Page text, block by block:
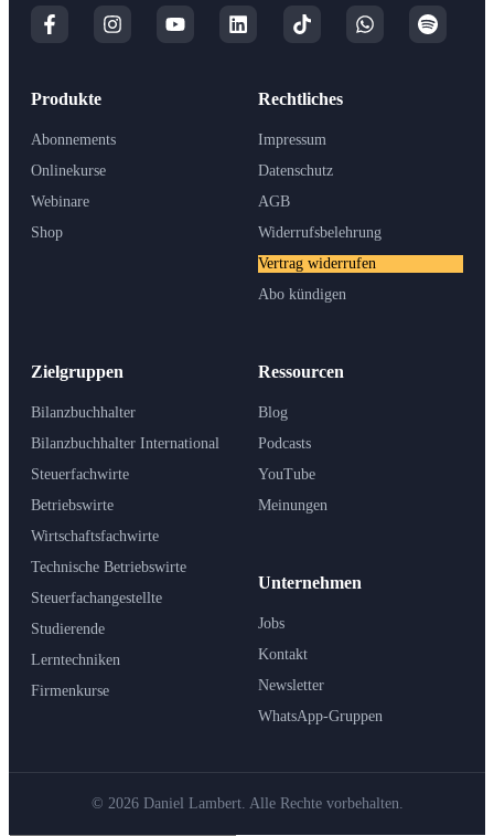
Produkte
Abonnements
Onlinekurse
Webinare
Shop
Zielgruppen
Bilanzbuchhalter
Bilanzbuchhalter International
Steuerfachwirte
Betriebswirte
Wirtschaftsfachwirte
Technische Betriebswirte
Steuerfachangestellte
Studierende
Lerntechniken
Firmenkurse
Ressourcen
Blog
Podcasts
YouTube
Meinungen
Unternehmen
Jobs
Kontakt
Newsletter
WhatsApp-Gruppen
Rechtliches
Impressum
Datenschutz
AGB
Widerrufsbelehrung
Vertrag widerrufen
Abo kündigen
© 2026 Daniel Lambert. Alle Rechte vorbehalten.